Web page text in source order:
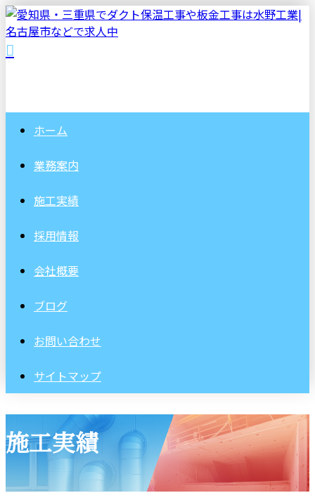
ホーム
業務案内
施工実績
採用情報
会社概要
ブログ
お問い合わせ
サイトマップ
施工実績